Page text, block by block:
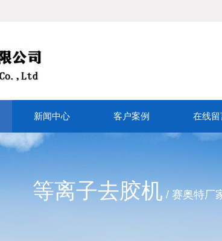
新闻中心 客户案例 在线留
等离子去胶机 / 赛奥特厂